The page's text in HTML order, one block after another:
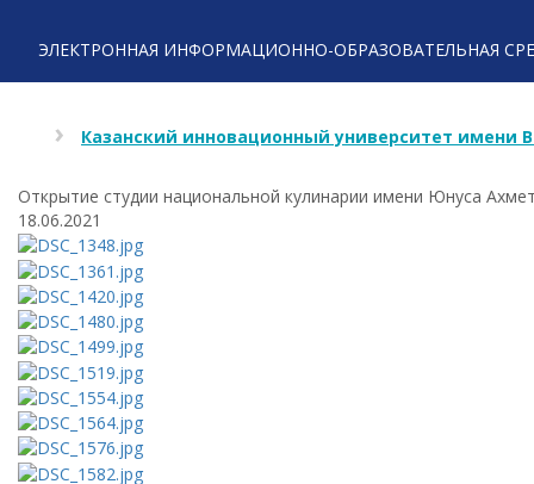
ЭЛЕКТРОННАЯ ИНФОРМАЦИОННО-ОБРАЗОВАТЕЛЬНАЯ
Казанский инновационный университет имени
Открытие студии национальной кулинарии имени Юнуса
18.06.2021